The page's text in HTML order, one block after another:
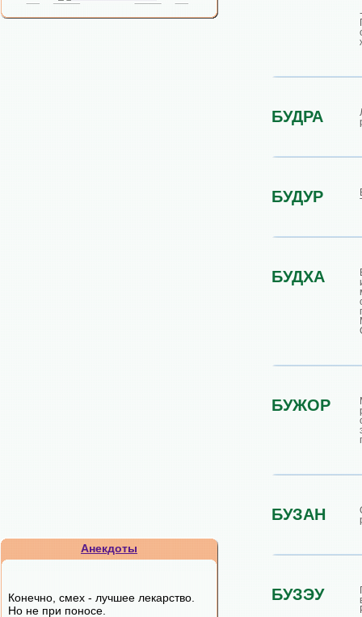
Анекдоты
Конечно, смех - лучшее лекарство.
Но не при поносе.
-
БУДРА
БУДУР
БУДХА
БУЖОР
БУЗАН
БУЗЭУ